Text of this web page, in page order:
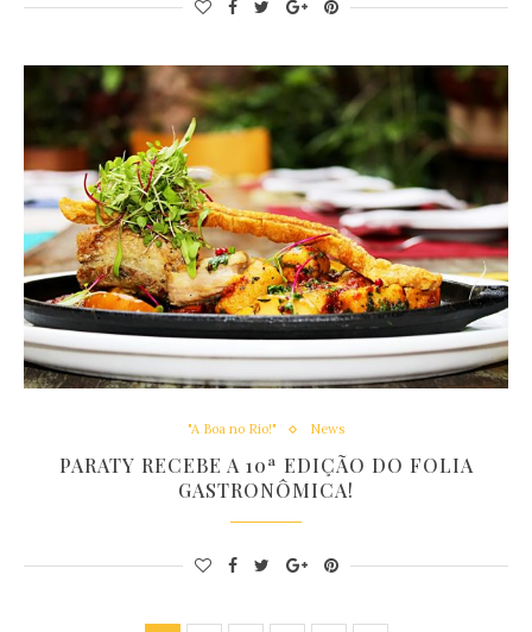
"A Boa no Rio!" News
PARATY RECEBE A 10ª EDIÇÃO DO FOLIA
GASTRONÔMICA!